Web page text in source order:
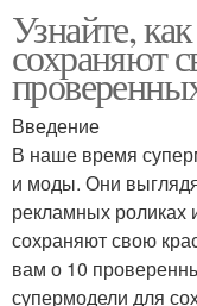
Узнайте,
сохраняют
Введение
В наше время
и моды. Они
рекламных роликах
сохраняют свою
вам о 10
супермодели для